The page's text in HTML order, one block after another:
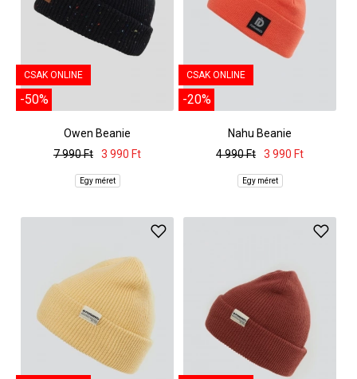
CSAK ONLINE
-50%
Owen Beanie
7 990 Ft
3 990 Ft
Egy méret
CSAK ONLINE
-20%
Nahu Beanie
4 990 Ft
3 990 Ft
Egy méret